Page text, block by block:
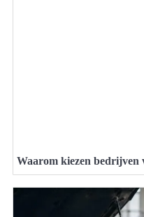
Waarom kiezen bedrijven